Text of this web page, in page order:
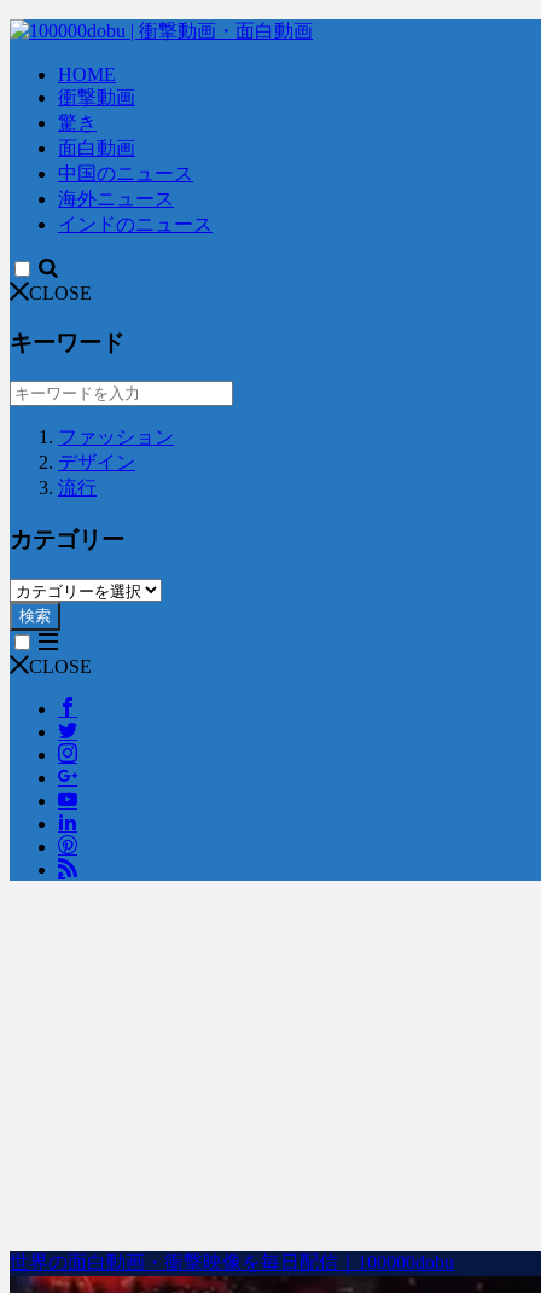
HOME
衝撃動画
驚き
面白動画
中国のニュース
海外ニュース
インドのニュース
CLOSE
キーワード
ファッション
デザイン
流行
カテゴリー
検索
CLOSE
世界の面白動画・衝撃映像を毎日配信｜100000dobu